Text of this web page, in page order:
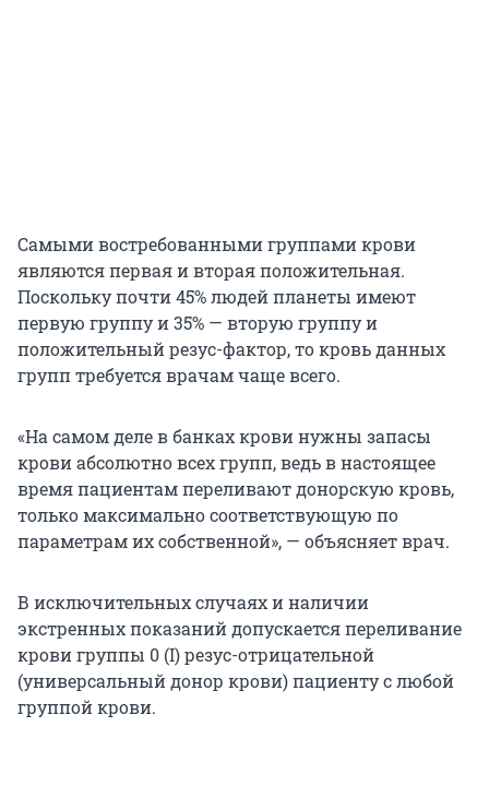
Самыми востребованными группами крови
являются первая и вторая положительная.
Поскольку почти 45% людей планеты имеют
первую группу и 35% — вторую группу и
положительный резус-фактор, то кровь данных
групп требуется врачам чаще всего.
«На самом деле в банках крови нужны запасы
крови абсолютно всех групп, ведь в настоящее
время пациентам переливают донорскую кровь,
только максимально соответствующую по
параметрам их собственной», — объясняет врач.
В исключительных случаях и наличии
экстренных показаний допускается переливание
крови группы 0 (I) резус-отрицательной
(универсальный донор крови) пациенту с любой
группой крови.